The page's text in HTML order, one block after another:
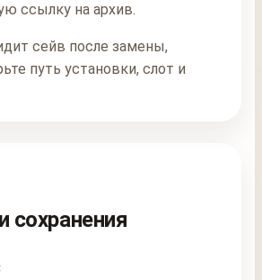
ссылку на архив.
сейв после замены,
путь установки, слот и
сохранения